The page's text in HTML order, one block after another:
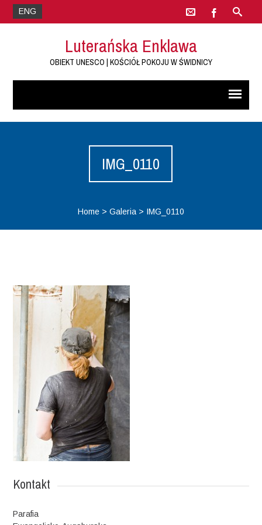
ENG
Luterańska Enklawa
OBIEKT UNESCO | KOŚCIÓŁ POKOJU W ŚWIDNICY
IMG_0110
Home> Galeria> IMG_0110
Kontakt
Parafia